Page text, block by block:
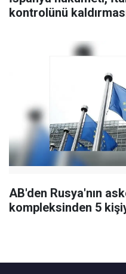
kontrolünü
AB'den Rusya'nın
kompleksinden 5